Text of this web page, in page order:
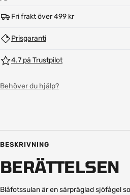
Fri frakt över 499 kr
Prisgaranti
4.7 på Trustpilot
Behöver du hjälp?
BESKRIVNING
BERÄTTELSEN
Blåfotssulan är en särpräglad sjöfågel